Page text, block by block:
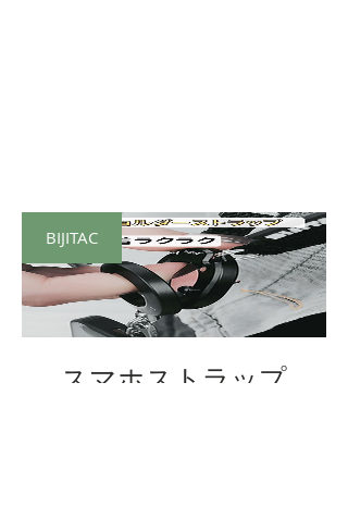
BIJITAC
スマホストラップ